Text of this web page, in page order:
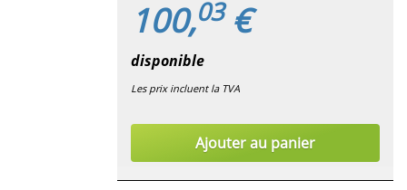
100,03€
disponible
Les prix incluent la TVA
Ajouter au panier